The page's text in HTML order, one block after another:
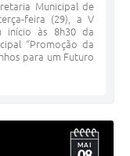
Municipal de
feira (29), a V
início às 8h30 da
“Promoção da
para um Futuro
MAI